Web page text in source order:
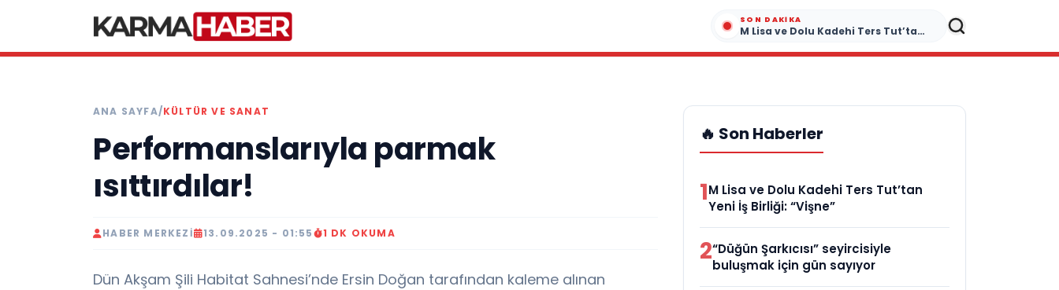
SON DAKIKA
M Lisa ve Dolu Kadehi Ters Tut’tan Yeni İş Birliği: “Vişne”
ANA SAYFA/KÜLTÜR VE SANAT
Performanslarıyla parmak
ısıttırdılar!
HABER MERKEZI 13.09.2025 - 01:55 1 DK OKUMA
Dün Akşam Şili Habitat Sahnesi’nde Ersin Doğan tarafından kaleme alınan
🔥 Son Haberler
1M Lisa ve Dolu Kadehi Ters Tut’tan
Yeni İş Birliği: “Vişne”
2“Düğün Şarkıcısı” seyircisiyle
buluşmak için gün sayıyor